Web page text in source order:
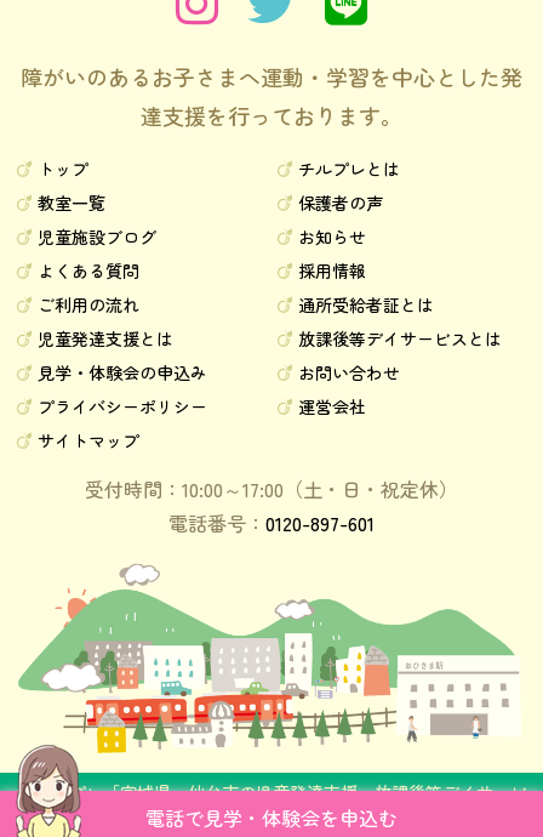
障がいのあるお子さまへ運動・学習を中心とした発
達支援を行っております。
トップ
チルプレとは
教室一覧
保護者の声
児童施設ブログ
お知らせ
よくある質問
採用情報
ご利用の流れ
通所受給者証とは
児童発達支援とは
放課後等デイサービスとは
見学・体験会の申込み
お問い合わせ
プライバシーポリシー
運営会社
サイトマップ
受付時間：10:00～17:00（土・日・祝定休）
電話番号： 0120-897-601
©チルプレ「宮城県、仙台市の児童発達支援・放課後等デイサービ
ス」. All Rights Reserved.
電話で見学・体験会を申込む